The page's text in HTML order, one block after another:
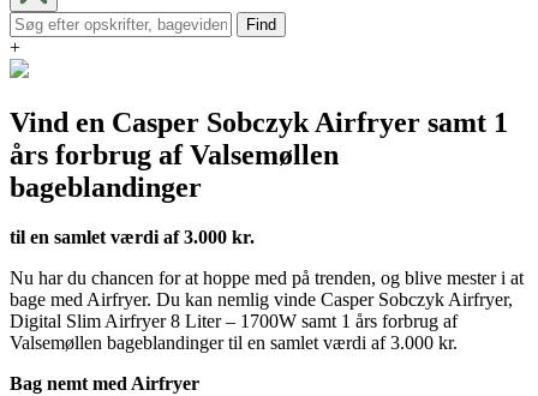
Find
+
Vind en Casper Sobczyk Airfryer samt 1
års forbrug af Valsemøllen
bageblandinger
til en samlet værdi af 3.000 kr.
Nu har du chancen for at hoppe med på trenden, og blive mester i at
bage med Airfryer. Du kan nemlig vinde Casper Sobczyk Airfryer,
Digital Slim Airfryer 8 Liter – 1700W samt 1 års forbrug af
Valsemøllen bageblandinger til en samlet værdi af 3.000 kr.
Bag nemt med Airfryer